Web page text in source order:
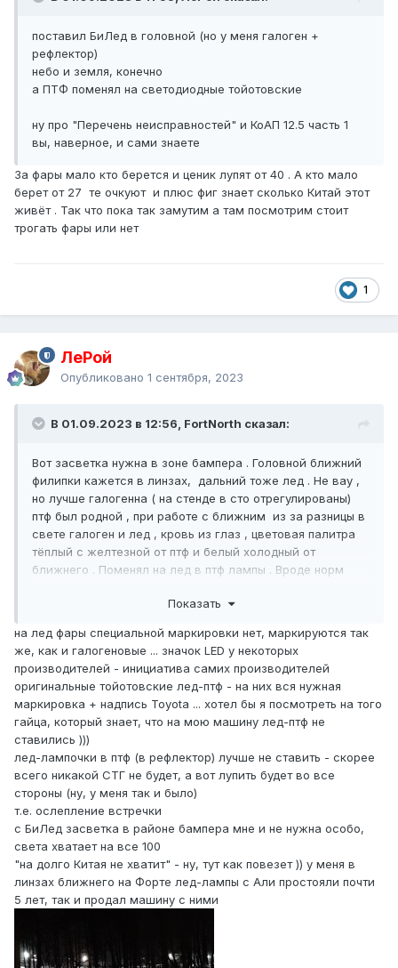
поставил БиЛед в головной (но у меня галоген +
рефлектор)
небо и земля, конечно
а ПТФ поменял на светодиодные тойотовские
ну про "Перечень неисправностей" и КоАП 12.5 часть 1
вы, наверное, и сами знаете
За фары мало кто берется и ценик лупят от 40 . А кто мало
берет от 27 те очкуют и плюс фиг знает сколько Китай этот
живёт . Так что пока так замутим а там посмотрим стоит
трогать фары или нет
1
ЛеРой
Опубликовано 1 сентября, 2023
В 01.09.2023 в 12:56, FоrtNorth сказал:
Вот засветка нужна в зоне бампера . Головной ближний
филипки кажется в линзах, дальний тоже лед . Не вау ,
но лучше галогенна ( на стенде в сто отрегулированы)
птф был родной , при работе с ближним из за разницы в
свете галоген и лед , кровь из глаз , цветовая палитра
тёплый с желтезной от птф и белый холодный от
ближнего . Поменял на лед в птф лампы . Вроде норм
хватит . Цена хороших ламп +- готовых птф . Сейчас
вопрос . Би лед на птф точно мне не нужны . Лучше уж
линзы в фары . Ну а чтоб с гибдд не спорить( для замены
модуля фару все равно снимать) где нибудь гравировку
лазерную нанести , по источнику света , да дурака
включать мол знать не знаю почему так ?.
Показать
на лед фары специальной маркировки нет, маркируются так
же, как и галогеновые ... значок LED у некоторых
производителей - инициатива самих производителей
оригинальные тойотовские лед-птф - на них вся нужная
маркировка + надпись Toyota ... хотел бы я посмотреть на того
гайца, который знает, что на мою машину лед-птф не
ставились )))
лед-лампочки в птф (в рефлектор) лучше не ставить - скорее
всего никакой СТГ не будет, а вот лупить будет во все
стороны (ну, у меня так и было)
т.е. ослепление встречки
с БиЛед засветка в районе бампера мне и не нужна особо,
света хватает на все 100
"на долго Китая не хватит" - ну, тут как повезет )) у меня в
линзах ближнего на Форте лед-лампы с Али простояли почти
5 лет, так и продал машину с ними